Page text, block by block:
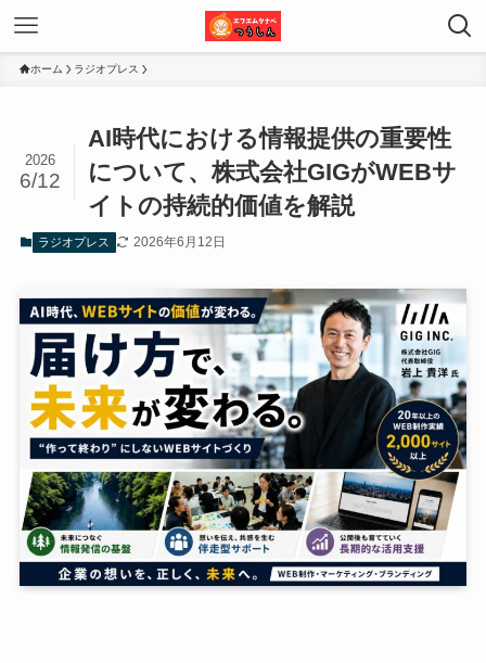
ホーム ラジオプレス
AI時代における情報提供の重要性
について、株式会社GIGがWEBサ
イトの持続的価値を解説
2026
6/12
ラジオプレス 2026年6月12日